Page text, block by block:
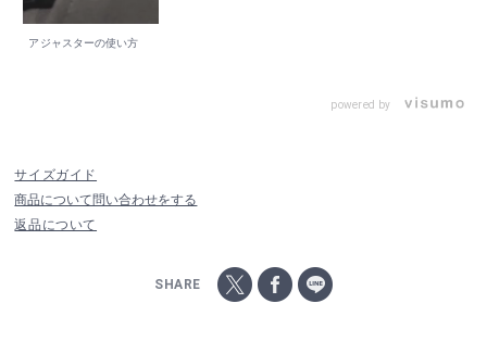
アジャスターの使い方
powered by
サイズガイド
商品について問い合わせをする
返品について
SHARE